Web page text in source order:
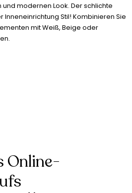
modernen Look. Der schlichte
Inneneinrichtung Stil! Kombinieren Sie
mit Weiß, Beige oder
Online-